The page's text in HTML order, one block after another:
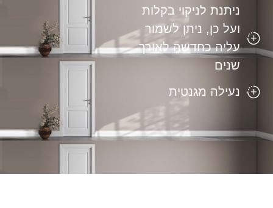
ניתנת לניקוי בקלות
ועל כן, ניתן לשמור
עליה כחדשה לאורך
שנים
נעילה מגנטית